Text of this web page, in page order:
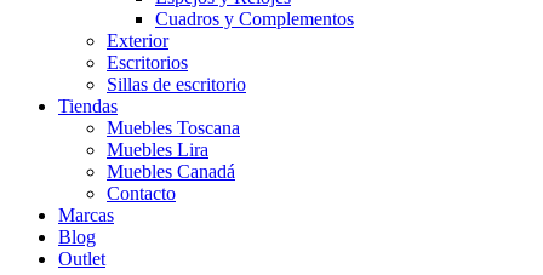
Cuadros y Complementos
Exterior
Escritorios
Sillas de escritorio
Tiendas
Muebles Toscana
Muebles Lira
Muebles Canadá
Contacto
Marcas
Blog
Outlet